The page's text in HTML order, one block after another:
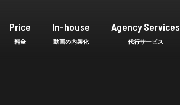
Price In-house Agency Services